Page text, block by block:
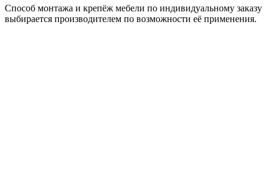
Способ монтажа и крепёж мебели по индивидуальному заказу
выбирается производителем по возможности её применения.